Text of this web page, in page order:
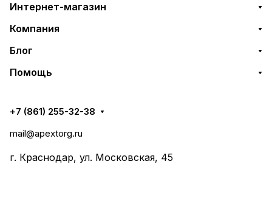
Интернет-магазин
Компания
Блог
Помощь
+7 (861) 255-32-38
mail@apextorg.ru
г. Краснодар, ул. Московская, 45